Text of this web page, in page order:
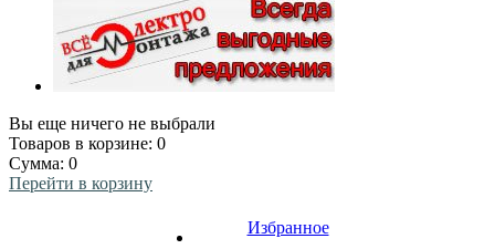
Вы еще ничего не выбрали
Товаров в корзине: 0
Сумма: 0
Перейти в корзину
Избранное